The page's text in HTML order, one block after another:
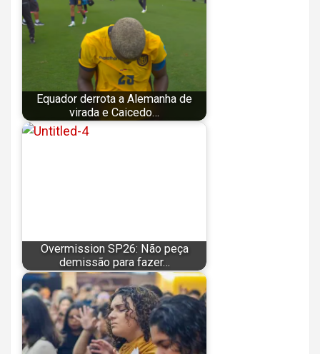
Equador derrota a Alemanha de
virada e Caicedo…
Overmission SP26: Não peça
demissão para fazer…